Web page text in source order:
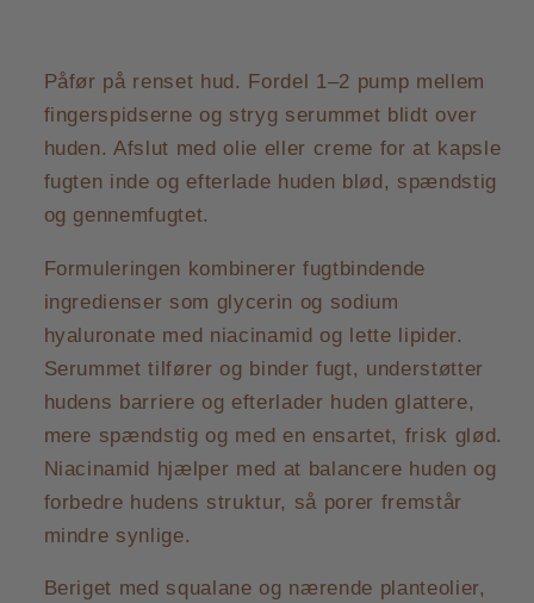
Påfør på renset hud. Fordel 1–2 pump mellem
fingerspidserne og stryg serummet blidt over
huden. Afslut med olie eller creme for at kapsle
fugten inde og efterlade huden blød, spændstig
og gennemfugtet.
Formuleringen kombinerer fugtbindende
ingredienser som glycerin og sodium
hyaluronate med niacinamid og lette lipider.
Serummet tilfører og binder fugt, understøtter
hudens barriere og efterlader huden glattere,
mere spændstig og med en ensartet, frisk glød.
Niacinamid hjælper med at balancere huden og
forbedre hudens struktur, så porer fremstår
mindre synlige.
Beriget med squalane og nærende planteolier,